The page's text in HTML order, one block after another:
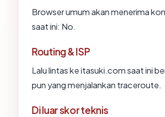
Browser umum akan menerima
saat ini: No.
Routing & ISP
Lalu lintas ke itasuki.com saat ini
pun yang menjalankan traceroute.
Di luar skor teknis